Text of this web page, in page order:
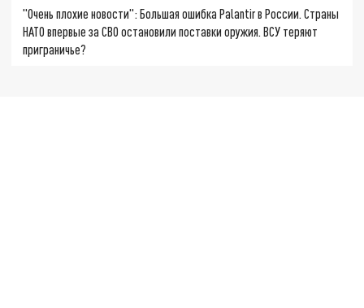
"Очень плохие новости": Большая ошибка Palantir в России. Страны
НАТО впервые за СВО остановили поставки оружия. ВСУ теряют
приграничье?